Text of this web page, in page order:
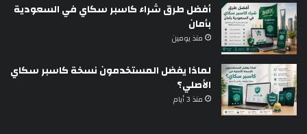
أفضل طرق شراء كاسبر سكاي في السعودية
بأمان
منذ يومين
لماذا يفضل المستخدمون نسخة كاسبر سكاي
الأصلي؟
منذ 3 أيام